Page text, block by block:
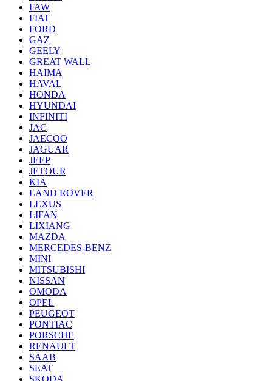
FAW
FIAT
FORD
GAZ
GEELY
GREAT WALL
HAIMA
HAVAL
HONDA
HYUNDAI
INFINITI
JAC
JAECOO
JAGUAR
JEEP
JETOUR
KIA
LAND ROVER
LEXUS
LIFAN
LIXIANG
MAZDA
MERCEDES-BENZ
MINI
MITSUBISHI
NISSAN
OMODA
OPEL
PEUGEOT
PONTIAC
PORSCHE
RENAULT
SAAB
SEAT